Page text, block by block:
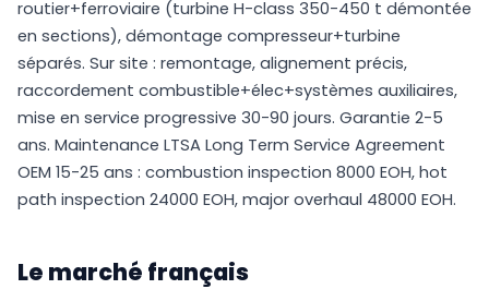
routier+ferroviaire (turbine H-class 350-450 t démontée
en sections), démontage compresseur+turbine
séparés. Sur site : remontage, alignement précis,
raccordement combustible+élec+systèmes auxiliaires,
mise en service progressive 30-90 jours. Garantie 2-5
ans. Maintenance LTSA Long Term Service Agreement
OEM 15-25 ans : combustion inspection 8000 EOH, hot
path inspection 24000 EOH, major overhaul 48000 EOH.
Le marché français